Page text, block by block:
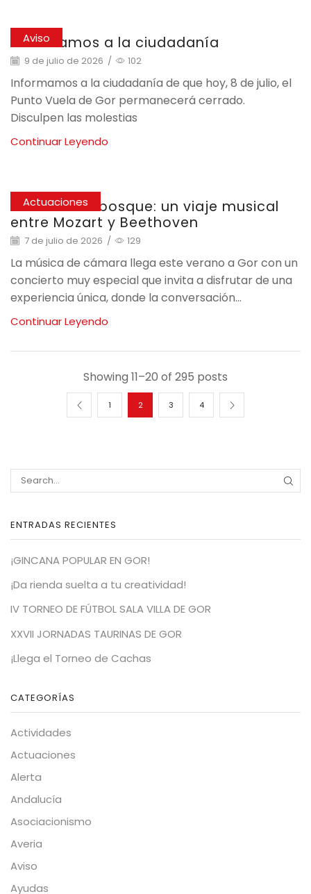
Aviso
Informamos a la ciudadanía
9 de julio de 2026 / 102
Informamos a la ciudadanía de que hoy, 8 de julio, el
Punto Vuela de Gor permanecerá cerrado.
Disculpen las molestias
Continuar Leyendo
Actuaciones
Del salón al bosque: un viaje musical
entre Mozart y Beethoven
7 de julio de 2026 / 129
La música de cámara llega este verano a Gor con un
concierto muy especial que invita a disfrutar de una
experiencia única, donde la conversación...
Continuar Leyendo
Showing 11–20 of 295 posts
1 2 3 4
ENTRADAS RECIENTES
¡GINCANA POPULAR EN GOR!
¡Da rienda suelta a tu creatividad!
IV TORNEO DE FÚTBOL SALA VILLA DE GOR
XXVII JORNADAS TAURINAS DE GOR
¡Llega el Torneo de Cachas
CATEGORÍAS
Actividades
Actuaciones
Alerta
Andalucía
Asociacionismo
Averia
Aviso
Ayudas